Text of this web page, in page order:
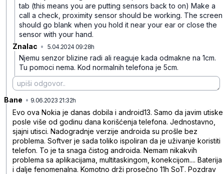
tab (this means you are putting sensors back to on) Make a
call a check, proximity sensor should be working. The screen
should go blank when you hold it near your ear or close the
sensor with your hand.
Znalac • 5.04.2024 09:28h
Njemu senzor blizine radi ali reaguje kada odmakne na 1cm.
Tu pomoci nema. Kod normalnih telefona je 5cm.
Bane • 9.06.2023 21:32h
Evo ova Nokia je danas dobila i android13. Samo da javim utiske
posle više od godinu dana korišćenja telefona. Jednostavno,
sjajni utisci. Nadogradnje verzije androida su prošle bez
problema. Softver je sada toliko ispoliran da je uživanje koristiti
telefon. To je ta snaga čistog androida. Nemam nikakvih
problema sa aplikacijama, multitaskingom, konekcijom.... Baterija
i dalje fenomenalna. Komotno drži prosečno 11h SoT. Pozdrav